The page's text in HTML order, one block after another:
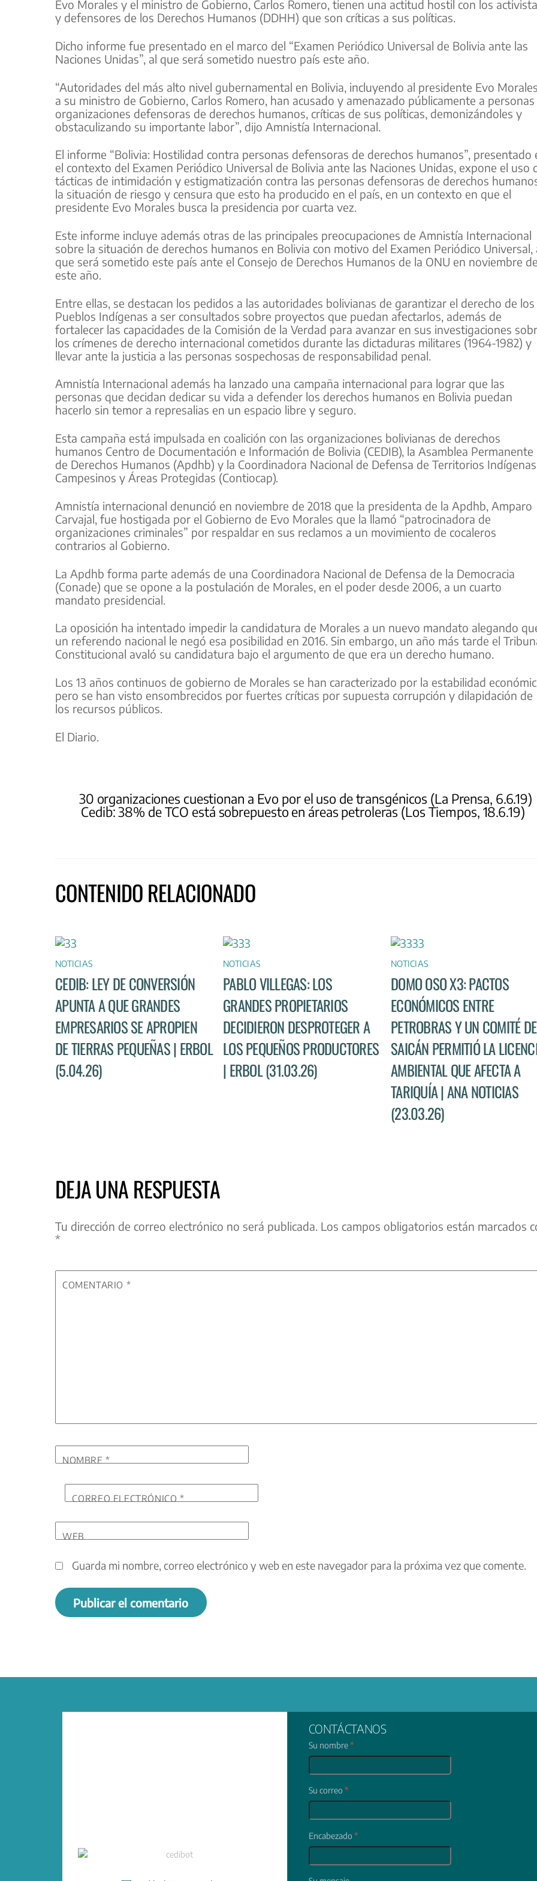
Evo Morales y el ministro de Gobierno, Carlos Romero, tienen una actitud hostil con los
y defensores de los Derechos Humanos (DDHH) que son críticas a sus políticas.
Dicho informe fue presentado en el marco del “Examen Periódico Universal de Bolivia ante las
Naciones Unidas”, al que será sometido nuestro país este año.
“Autoridades del más alto nivel gubernamental en Bolivia, incluyendo al presidente Evo
a su ministro de Gobierno, Carlos Romero, han acusado y amenazado públicamente a
organizaciones defensoras de derechos humanos, críticas de sus políticas, demonizándoles y
obstaculizando su importante labor”, dijo Amnistía Internacional.
El informe “Bolivia: Hostilidad contra personas defensoras de derechos humanos”, presentado
el contexto del Examen Periódico Universal de Bolivia ante las Naciones Unidas, expone el uso
tácticas de intimidación y estigmatización contra las personas defensoras de derechos
la situación de riesgo y censura que esto ha producido en el país, en un contexto en que el
presidente Evo Morales busca la presidencia por cuarta vez.
Este informe incluye además otras de las principales preocupaciones de Amnistía Internacional
sobre la situación de derechos humanos en Bolivia con motivo del Examen Periódico Universal,
que será sometido este país ante el Consejo de Derechos Humanos de la ONU en noviembre
este año.
Entre ellas, se destacan los pedidos a las autoridades bolivianas de garantizar el derecho de los
Pueblos Indígenas a ser consultados sobre proyectos que puedan afectarlos, además de
fortalecer las capacidades de la Comisión de la Verdad para avanzar en sus investigaciones
los crímenes de derecho internacional cometidos durante las dictaduras militares (1964-1982) y
llevar ante la justicia a las personas sospechosas de responsabilidad penal.
Amnistía Internacional además ha lanzado una campaña internacional para lograr que las
personas que decidan dedicar su vida a defender los derechos humanos en Bolivia puedan
hacerlo sin temor a represalias en un espacio libre y seguro.
Esta campaña está impulsada en coalición con las organizaciones bolivianas de derechos
humanos Centro de Documentación e Información de Bolivia (CEDIB), la Asamblea Permanente
de Derechos Humanos (Apdhb) y la Coordinadora Nacional de Defensa de Territorios
Campesinos y Áreas Protegidas (Contiocap).
Amnistía internacional denunció en noviembre de 2018 que la presidenta de la Apdhb, Amparo
Carvajal, fue hostigada por el Gobierno de Evo Morales que la llamó “patrocinadora de
organizaciones criminales” por respaldar en sus reclamos a un movimiento de cocaleros
contrarios al Gobierno.
La Apdhb forma parte además de una Coordinadora Nacional de Defensa de la Democracia
(Conade) que se opone a la postulación de Morales, en el poder desde 2006, a un cuarto
mandato presidencial.
La oposición ha intentado impedir la candidatura de Morales a un nuevo mandato alegando
un referendo nacional le negó esa posibilidad en 2016. Sin embargo, un año más tarde el
Constitucional avaló su candidatura bajo el argumento de que era un derecho humano.
Los 13 años continuos de gobierno de Morales se han caracterizado por la estabilidad
pero se han visto ensombrecidos por fuertes críticas por supuesta corrupción y dilapidación de
los recursos públicos.
El Diario.
30 organizaciones cuestionan a Evo por el uso de transgénicos (La Prensa, 6.6.19)
Cedib: 38% de TCO está sobrepuesto en áreas petroleras (Los Tiempos, 18.6.19)
CONTENIDO RELACIONADO
NOTICIAS
CEDIB: LEY DE CONVERSIÓN
APUNTA A QUE GRANDES
EMPRESARIOS SE APROPIEN
DE TIERRAS PEQUEÑAS | ERBOL
(5.04.26)
NOTICIAS
PABLO VILLEGAS: LOS
GRANDES PROPIETARIOS
DECIDIERON DESPROTEGER A
LOS PEQUEÑOS PRODUCTORES
| ERBOL (31.03.26)
NOTICIAS
DOMO OSO X3: PACTOS
ECONÓMICOS ENTRE
PETROBRAS Y UN COMITÉ DE
SAICÁN PERMITIÓ LA
AMBIENTAL QUE AFECTA A
TARIQUÍA | ANA NOTICIAS
(23.03.26)
DEJA UNA RESPUESTA
Tu dirección de correo electrónico no será publicada. Los campos obligatorios están marcados
*
COMENTARIO *
NOMBRE*
CORREO ELECTRÓNICO*
WEB
Guarda mi nombre, correo electrónico y web en este navegador para la próxima vez que comente.
CONTÁCTANOS
Su nombre*
Su correo *
Encabezado *